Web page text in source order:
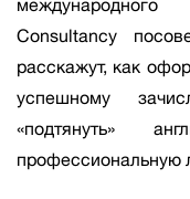
Consultancy
расскажут, как
успешному
«подтянуть»
профессиональную